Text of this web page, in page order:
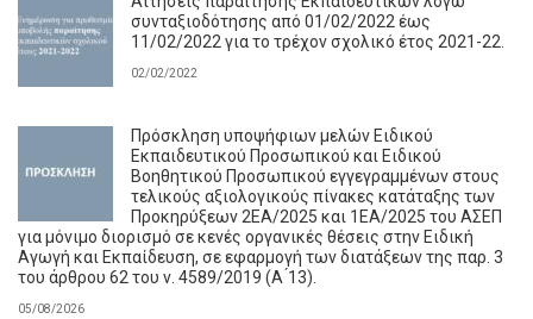
συνταξιοδότησης από 01/02/2022 έως
11/02/2022 για το τρέχον σχολικό έτος 2021-22.
02/02/2022
Πρόσκληση υποψήφιων μελών Ειδικού
Εκπαιδευτικού Προσωπικού και Ειδικού
Βοηθητικού Προσωπικού εγγεγραμμένων στους
τελικούς αξιολογικούς πίνακες κατάταξης των
Προκηρύξεων 2ΕΑ/2025 και 1ΕΑ/2025 του ΑΣΕΠ
για μόνιμο διορισμό σε κενές οργανικές θέσεις στην Ειδική
Αγωγή και Εκπαίδευση, σε εφαρμογή των διατάξεων της παρ. 3
του άρθρου 62 του ν. 4589/2019 (Α ́13).
05/08/2026